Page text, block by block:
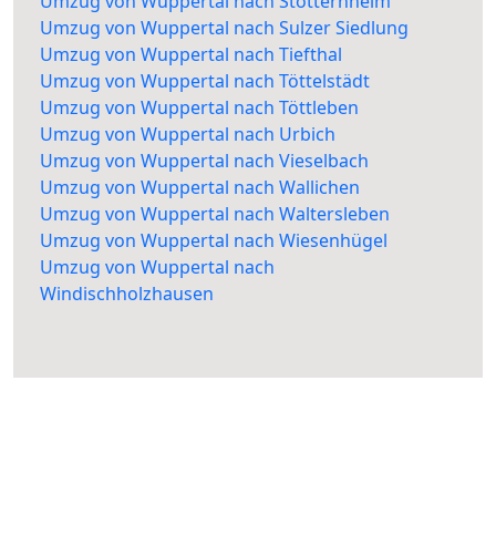
Umzug von Wuppertal nach Sulzer Siedlung
Umzug von Wuppertal nach Tiefthal
Umzug von Wuppertal nach Töttelstädt
Umzug von Wuppertal nach Töttleben
Umzug von Wuppertal nach Urbich
Umzug von Wuppertal nach Vieselbach
Umzug von Wuppertal nach Wallichen
Umzug von Wuppertal nach Waltersleben
Umzug von Wuppertal nach Wiesenhügel
Umzug von Wuppertal nach
Windischholzhausen